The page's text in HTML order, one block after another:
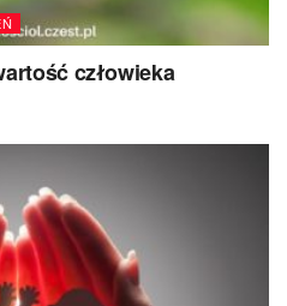
człowieka